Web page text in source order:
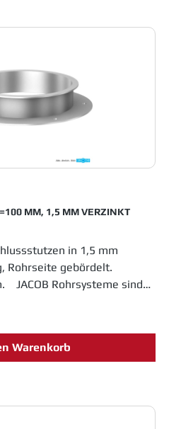
MM, 1,5 MM VERZINKT
in 1,5 mm
Rohrseite gebördelt.
JACOB Rohrsysteme sind
sowie
Einfache
Entwicklungen sichern
Warenkorb